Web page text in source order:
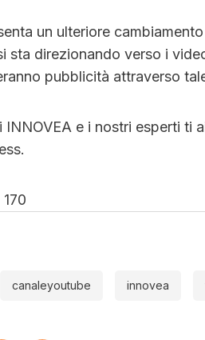
un ulteriore
sta direzionando verso i
pubblicità attraverso
e i nostri esperti ti
170
canaleyoutube innovea